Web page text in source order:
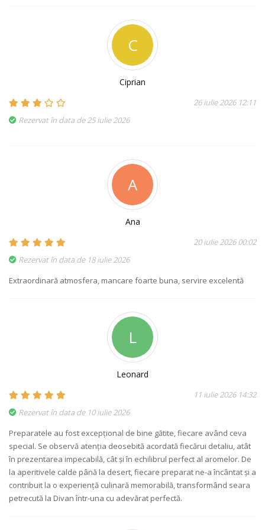
C
Ciprian
26 iulie 2026 12:11
Rezervat în data de 25 iulie 2026
A
Ana
20 iulie 2026 00:02
Rezervat în data de 18 iulie 2026
Extraordinară atmosfera, mancare foarte buna, servire excelentă
L
Leonard
11 iulie 2026 14:32
Rezervat în data de 10 iulie 2026
Preparatele au fost excepțional de bine gătite, fiecare având ceva
special. Se observă atenția deosebită acordată fiecărui detaliu, atât
în prezentarea impecabilă, cât și în echilibrul perfect al aromelor. De
la aperitivele calde până la desert, fiecare preparat ne-a încântat și a
contribuit la o experiență culinară memorabilă, transformând seara
petrecută la Divan într-una cu adevărat perfectă.